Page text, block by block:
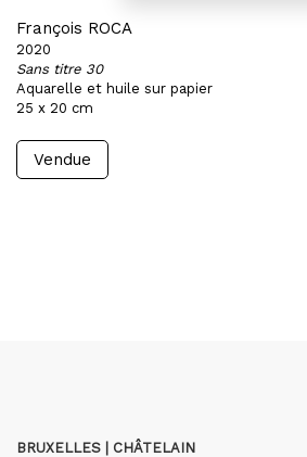
François ROCA
2020
Sans titre 30
Aquarelle et huile sur papier
25 x 20 cm
Vendue
BRUXELLES | CHÂTELAIN